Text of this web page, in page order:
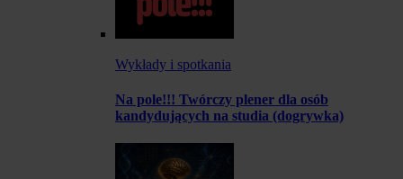
Wykłady i spotkania
Na pole!!! Twórczy plener dla osób
kandydujących na studia (dogrywka)